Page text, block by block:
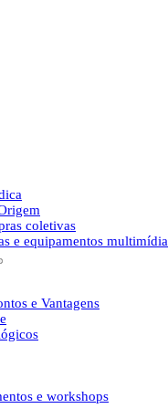
coletivas
e equipamentos multimídia
e Vantagens
e workshops